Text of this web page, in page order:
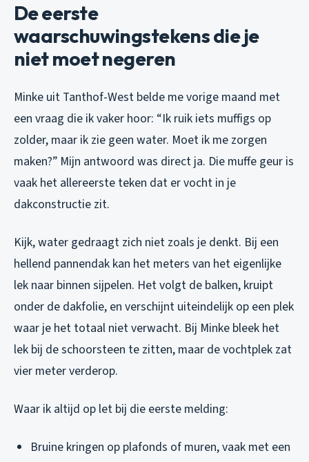
De eerste
waarschuwingstekens die je
niet moet negeren
Minke uit Tanthof-West belde me vorige maand met
een vraag die ik vaker hoor: “Ik ruik iets muffigs op
zolder, maar ik zie geen water. Moet ik me zorgen
maken?” Mijn antwoord was direct ja. Die muffe geur is
vaak het allereerste teken dat er vocht in je
dakconstructie zit.
Kijk, water gedraagt zich niet zoals je denkt. Bij een
hellend pannendak kan het meters van het eigenlijke
lek naar binnen sijpelen. Het volgt de balken, kruipt
onder de dakfolie, en verschijnt uiteindelijk op een plek
waar je het totaal niet verwacht. Bij Minke bleek het
lek bij de schoorsteen te zitten, maar de vochtplek zat
vier meter verderop.
Waar ik altijd op let bij die eerste melding:
Bruine kringen op plafonds of muren, vaak met een